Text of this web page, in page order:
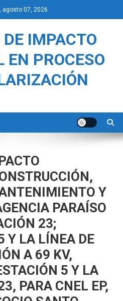
agosto 07, 2026
IMPACTO
PROCESO
Y
PARAÍSO
23;
Y LA LÍNEA DE
A 69 KV,
5 Y LA
PARA CNEL EP,